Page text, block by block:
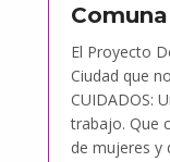
El Proyecto
Ciudad que
CUIDADOS:
trabajo. Que
de mujeres y